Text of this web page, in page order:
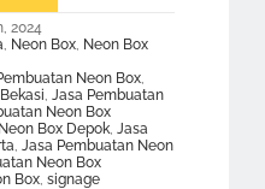
2024
, Neon Box, Neon Box
Neon Box,
, Jasa Pembuatan
Neon Box
Box Depok, Jasa
, Jasa Pembuatan Neon
Neon Box
Box, signage